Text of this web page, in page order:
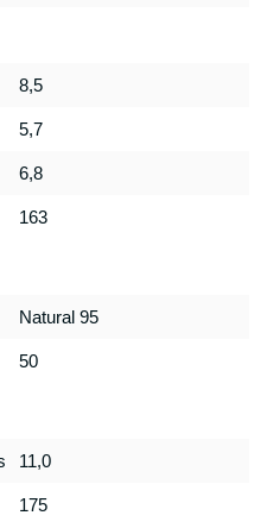
8,5
5,7
6,8
163
Natural 95
50
11,0
175